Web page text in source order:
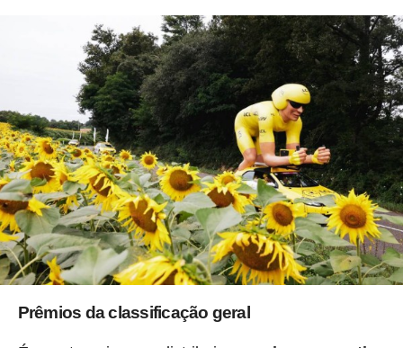
Prêmios da classificação geral